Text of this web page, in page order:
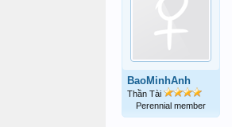
BaoMinhAnh
Thần Tài
Perennial member